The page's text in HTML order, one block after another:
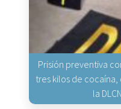
Prisión preventiva
tres kilos de
la